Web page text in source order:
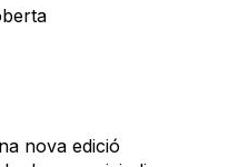
nova edició